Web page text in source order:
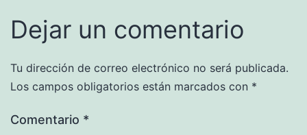
Dejar un comentario
Tu dirección de correo electrónico no será publicada.
Los campos obligatorios están marcados con *
Comentario *